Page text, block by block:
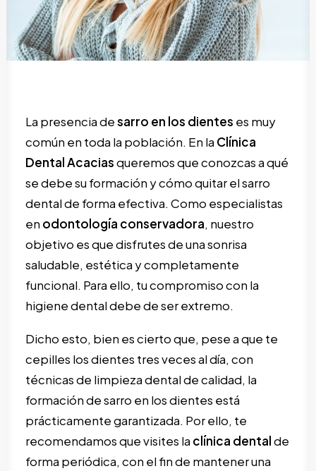
SEARCH
La presencia desarro en los dientes es muy
común en toda la población. En la Clínica
Dental Acaciasqueremos que conozcas a qué
se debe su formación y cómo quitar el sarro
dental de forma efectiva. Como especialistas
en odontología conservadora, nuestro
objetivo es que disfrutes de una sonrisa
saludable, estética y completamente
funcional. Para ello, tu compromiso con la
higiene dental debe de ser extremo.
Dicho esto, bien es cierto que, pese a que te
cepilles los dientes tres veces al día, con
técnicas de limpieza dental de calidad, la
formación de sarro en los dientes está
prácticamente garantizada. Por ello, te
recomendamos que visites la clínica dentalde
forma periódica, con el fin de mantener una